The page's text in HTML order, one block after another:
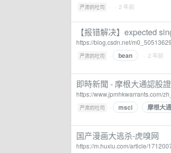
严肃的吐司 · · 2 年前
【报错解决】expected
https://blog.csdn.net/
严肃的吐司 · bean · 2 年前
即時新聞 - 摩根大通認股
https://www.jpmhkwarrants.com/
严肃的吐司 · msci 摩根大通
国产漫画大逃杀-虎嗅网
https://m.huxiu.com/article/